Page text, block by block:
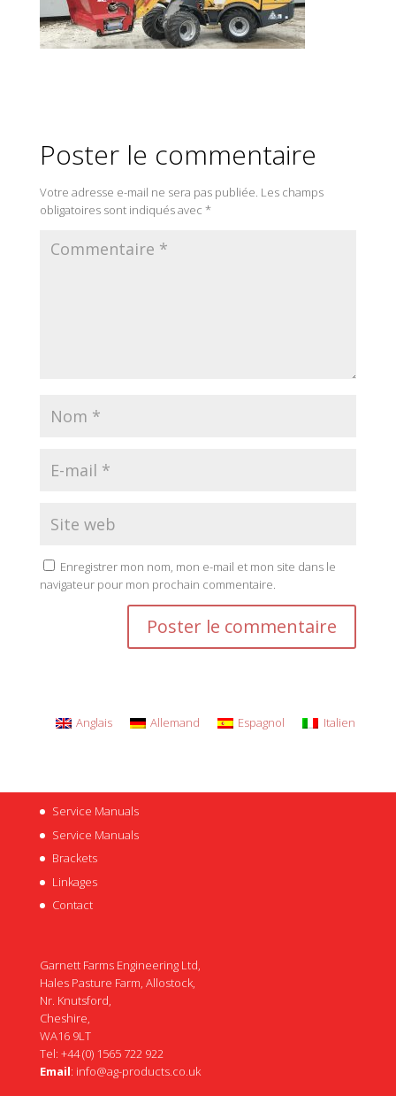
Poster le commentaire
Votre adresse e-mail ne sera pas publiée. Les champs
obligatoires sont indiqués avec *
Enregistrer mon nom, mon e-mail et mon site dans le
navigateur pour mon prochain commentaire.
Anglais Allemand Espagnol Italien
Service Manuals
Service Manuals
Brackets
Linkages
Contact
Garnett Farms Engineering Ltd,
Hales Pasture Farm, Allostock,
Nr. Knutsford,
Cheshire,
WA16 9LT
Tel: +44 (0) 1565 722 922
Email: info@ag-products.co.uk